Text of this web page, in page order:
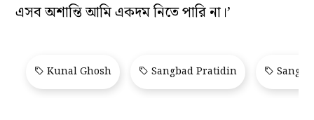
এসব অশান্তি আমি একদম নিতে পারি না।’
Kunal Ghosh Sangbad Pratidin